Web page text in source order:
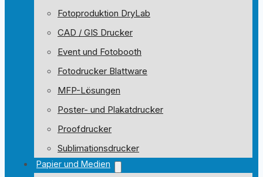
Fotoproduktion DryLab
CAD / GIS Drucker
Event und Fotobooth
Fotodrucker Blattware
MFP-Lösungen
Poster- und Plakatdrucker
Proofdrucker
Sublimationsdrucker
Papier und Medien